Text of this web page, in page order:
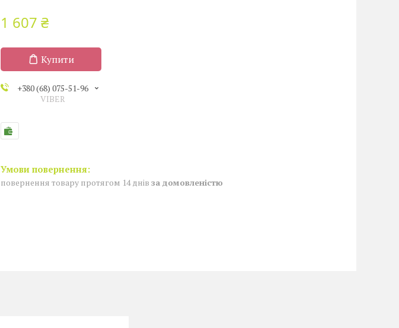
1 607 ₴
Купити
+380 (68) 075-51-96
VIBER
повернення товару протягом 14 днів за домовленістю